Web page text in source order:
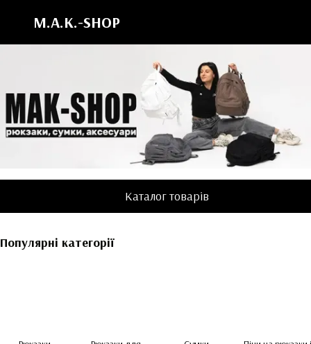
M.A.K.-SHOP
Каталог товарів
Популярні категорії